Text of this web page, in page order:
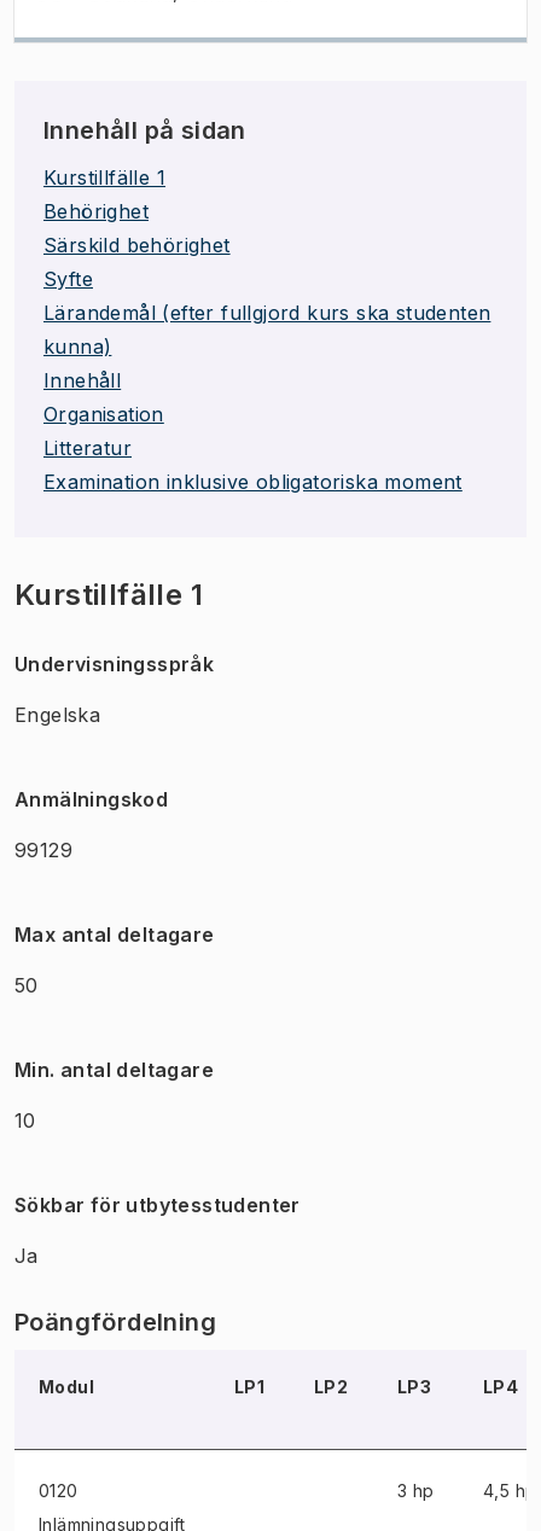
Innehåll på sidan
Kurstillfälle 1
Behörighet
Särskild behörighet
Syfte
Lärandemål (efter fullgjord kurs ska studenten
kunna)
Innehåll
Organisation
Litteratur
Examination inklusive obligatoriska moment
Kurstillfälle 1
Undervisningsspråk
Engelska
Anmälningskod
99129
Max antal deltagare
50
Min. antal deltagare
10
Sökbar för utbytesstudenter
Ja
Poängfördelning
Modul LP1 LP2 LP3 LP4
0120
Inlämningsuppgift
3 hp 4,5 hp